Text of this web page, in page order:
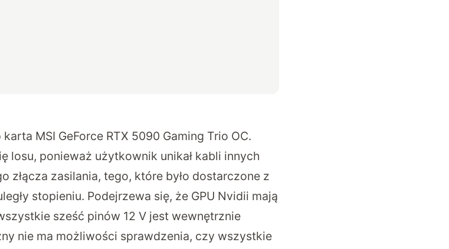
MSI GeForce RTX 5090 Gaming Trio OC.
losu, ponieważ użytkownik unikał kabli innych
złącza zasilania, tego, które było dostarczone z
stopieniu. Podejrzewa się, że GPU Nvidii mają
sześć pinów 12 V jest wewnętrznie
nie ma możliwości sprawdzenia, czy wszystkie